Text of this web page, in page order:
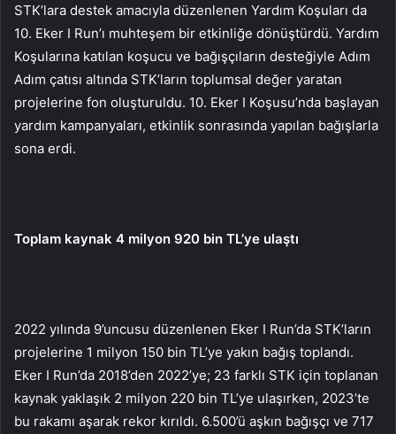
STK’lara destek amacıyla düzenlenen Yardım Koşuları da
10. Eker I Run’ı muhteşem bir etkinliğe dönüştürdü. Yardım
Koşularına katılan koşucu ve bağışçıların desteğiyle Adım
Adım çatısı altında STK’ların toplumsal değer yaratan
projelerine fon oluşturuldu. 10. Eker I Koşusu’nda başlayan
yardım kampanyaları, etkinlik sonrasında yapılan bağışlarla
sona erdi.
Toplam kaynak 4 milyon 920 bin TL’ye ulaştı
2022 yılında 9’uncusu düzenlenen Eker I Run’da STK’ların
projelerine 1 milyon 150 bin TL’ye yakın bağış toplandı.
Eker I Run’da 2018’den 2022’ye; 23 farklı STK için toplanan
kaynak yaklaşık 2 milyon 220 bin TL’ye ulaşırken, 2023’te
bu rakamı aşarak rekor kırıldı. 6.500’ü aşkın bağışçı ve 717